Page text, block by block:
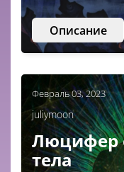
Описание
Февраль 03, 2023
juliymoon
Люцифер
тела